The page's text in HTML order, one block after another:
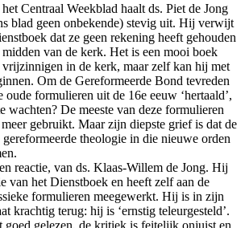
Centraal Weekblad haalt ds. Piet de Jong
blad geen onbekende) stevig uit. Hij verwijt
dat ze geen rekening heeft gehouden
van de kerk. Het is een mooi boek
in de kerk, maar zelf kan hij met
Om de Gereformeerde Bond tevreden
oude formulieren uit de 16e eeuw ‘hertaald’,
wachten? De meeste van deze formulieren
gebruikt. Maar zijn diepste grief is dat de
theologie in die nieuwe orden
reactie, van ds. Klaas-Willem de Jong. Hij
van het Dienstboek en heeft zelf aan de
formulieren meegewerkt. Hij is in zijn
krachtig terug: hij is ‘ernstig teleurgesteld’.
goed gelezen, de kritiek is feitelijk onjuist en